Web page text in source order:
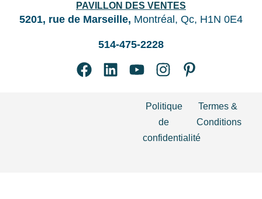
PAVILLON DES VENTES
5201, rue de Marseille, Montréal, Qc, H1N 0E4
514-475-2228
Politique
de
confidentialité
Termes &
Conditions